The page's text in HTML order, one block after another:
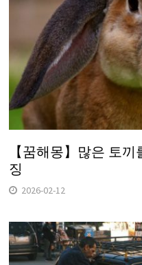
【꿈해몽】많은 토
징
2026-02-12